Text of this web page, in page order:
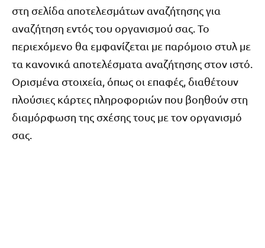
στη σελίδα αποτελεσμάτων αναζήτησης για
αναζήτηση εντός του οργανισμού σας. Το
περιεχόμενο θα εμφανίζεται με παρόμοιο στυλ με
τα κανονικά αποτελέσματα αναζήτησης στον ιστό.
Ορισμένα στοιχεία, όπως οι επαφές, διαθέτουν
πλούσιες κάρτες πληροφοριών που βοηθούν στη
διαμόρφωση της σχέσης τους με τον οργανισμό
σας.